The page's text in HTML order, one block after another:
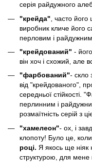
серія райдужного
"крейда" , часто
виробник кличе його
перловим і
"крейдований" -
він хоч і схожий, але
"фарбований"- скло
від "крейдованого",
середньої стійкості.
перлинним і
розмаїтність серій з
"хамелеон"- ох, і
клопоту! Було це,
році. Я якось ще ніяк
структурою, для мене